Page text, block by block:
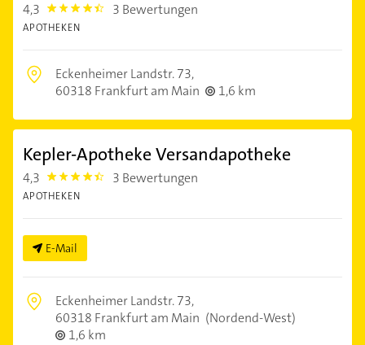
4,3 4.3 3 Bewertungen
APOTHEKEN
Eckenheimer Landstr. 73,
60318 Frankfurt am Main
1,6 km
Kepler-Apotheke Versandapotheke
4,3 4.3 3 Bewertungen
APOTHEKEN
E-Mail
Eckenheimer Landstr. 73,
60318 Frankfurt am Main (Nordend-West)
1,6 km